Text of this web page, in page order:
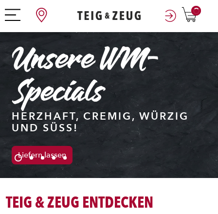
0
WÜRZIG
Pizza
SERRANO RUCOLA
Liefern lassen
TEIG & ZEUG ENTDECKEN